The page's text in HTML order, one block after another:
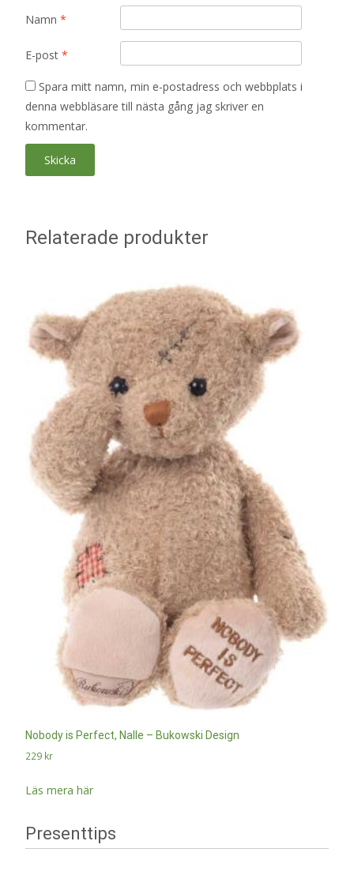
Namn *
E-post *
Spara mitt namn, min e-postadress och webbplats i
denna webbläsare till nästa gång jag skriver en
kommentar.
Relaterade produkter
Nobody is Perfect, Nalle – Bukowski Design
229 kr
Läs mera här
Presenttips